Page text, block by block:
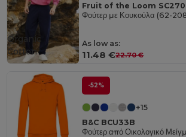
Fruit of the Loom SC270
Φούτερ με Κουκούλα (62-
As low as:
11.48 €22.70 €
Organic
Cotton
-52%
+15
B&C BCU33B